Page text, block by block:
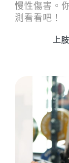
慢性傷害。
測看看吧！
上肢